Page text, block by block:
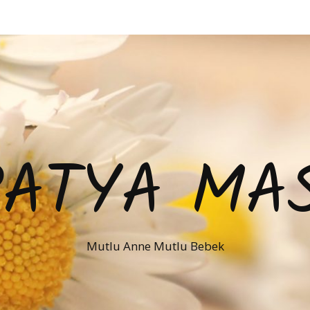
Mutlu Anne Mutlu Bebek